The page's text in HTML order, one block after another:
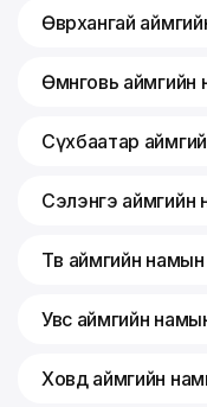
Өвөрхангай
Өмнөговь
Сүхбаатар
Сэлэнгэ аймгийн
Төв аймгийн
Увс аймгийн
Ховд аймгийн